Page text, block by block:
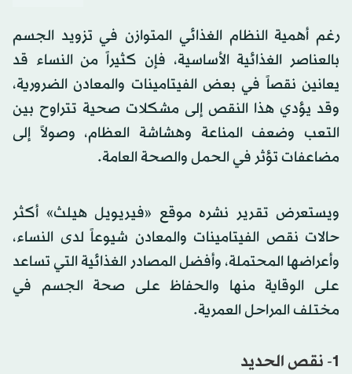
رغم أهمية النظام الغذائي المتوازن في تزويد الجسم
بالعناصر الغذائية الأساسية، فإن كثيراً من النساء قد
يعانين نقصاً في بعض الفيتامينات والمعادن الضرورية،
وقد يؤدي هذا النقص إلى مشكلات صحية تتراوح بين
التعب وضعف المناعة وهشاشة العظام، وصولاً إلى
مضاعفات تؤثر في الحمل والصحة العامة.
ويستعرض تقرير نشره موقع «فيريويل هيلث» أكثر
حالات نقص الفيتامينات والمعادن شيوعاً لدى النساء،
وأعراضها المحتملة، وأفضل المصادر الغذائية التي تساعد
على الوقاية منها والحفاظ على صحة الجسم في
مختلف المراحل العمرية.
1- نقص الحديد